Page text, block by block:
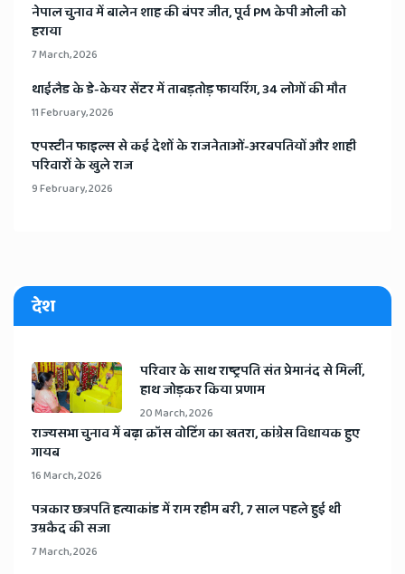
​नेपाल चुनाव में बालेन शाह की बंपर जीत, पूर्व PM केपी ओली को
हराया
7 March, 2026
​थाईलैड के डे-केयर सेंटर में ताबड़तोड़ फायरिंग, 34 लोगों की मौत
11 February, 2026
​एपस्टीन फाइल्स से कई देशों के राजनेताओं-अरबपतियों और शाही
परिवारों के खुले राज
9 February, 2026
देश
​परिवार के साथ राष्ट्रपति संत प्रेमानंद से मिलीं,
हाथ जोड़कर किया प्रणाम
20 March, 2026
​राज्यसभा चुनाव में बढ़ा क्रॉस वोटिंग का खतरा, कांग्रेस विधायक हुए
गायब
16 March, 2026
​पत्रकार छत्रपति हत्याकांड में राम रहीम बरी, 7 साल पहले हुई थी
उम्रकैद की सजा
7 March, 2026